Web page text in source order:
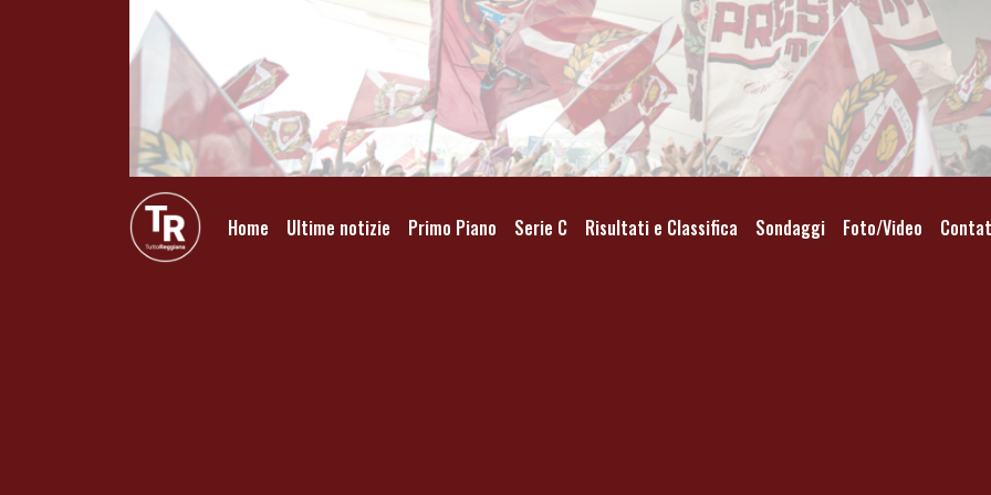
Home Ultime notizie Primo Piano Serie C Risultati e Classifica Sondaggi Foto/Video